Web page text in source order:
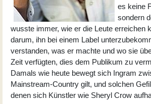
es keine
sondern
wusste immer, wie er die Leute erreichen
darum, ihn bei einem Label
verstanden, was er machte und wo sie
Zeit verfügten, dies dem Publikum zu
Damals wie heute bewegt sich Ingram
Mainstream-Country gilt, und solchen
denen sich Künstler wie Sheryl Crow